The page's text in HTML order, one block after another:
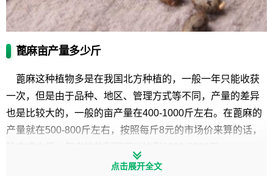
蓖麻亩产量多少斤
蓖麻这种植物多是在我国北方种植的，一般一年只能收获
一次，但是由于品种、地区、管理方式等不同，产量的差异
也是比较大的，一般的亩产量在400-1000斤左右。在蓖麻的
产量就在500-800斤左右，按照每斤8元的市场价来算的话，
点击展开全文